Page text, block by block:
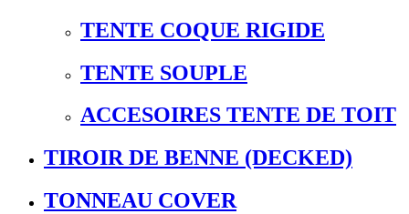
TENTE COQUE RIGIDE
TENTE SOUPLE
ACCESOIRES TENTE DE TOIT
TIROIR DE BENNE (DECKED)
TONNEAU COVER